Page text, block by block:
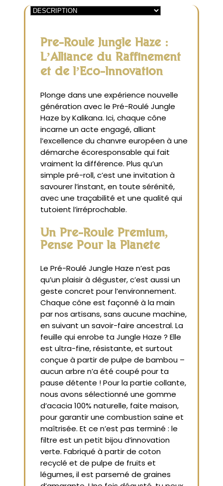
Pré-Roulé Jungle Haze :
L’Alliance du Raffinement
et de l’Éco-Innovation
Plonge dans une expérience nouvelle
génération avec le Pré-Roulé Jungle
Haze by Kalikana. Ici, chaque cône
incarne un acte engagé, alliant
l’excellence du chanvre européen à une
démarche écoresponsable qui fait
vraiment la différence. Plus qu’un
simple pré-roll, c’est une invitation à
savourer l’instant, en toute sérénité,
avec une traçabilité et une qualité qui
tutoient l’irréprochable.
Un Pré-Roulé Premium,
Pensé Pour la Planète
Le Pré-Roulé Jungle Haze n’est pas
qu’un plaisir à déguster, c’est aussi un
geste concret pour l’environnement.
Chaque cône est façonné à la main
par nos artisans, sans aucune machine,
en suivant un savoir-faire ancestral. La
feuille qui enrobe ta Jungle Haze ? Elle
est ultra-fine, résistante, et surtout
conçue à partir de pulpe de bambou –
aucun arbre n’a été coupé pour ta
pause détente ! Pour la partie collante,
nous avons sélectionné une gomme
d’acacia 100% naturelle, faite maison,
pour garantir une combustion saine et
maîtrisée. Et ce n’est pas terminé : le
filtre est un petit bijou d’innovation
verte. Fabriqué à partir de coton
recyclé et de pulpe de fruits et
légumes, il est parsemé de graines